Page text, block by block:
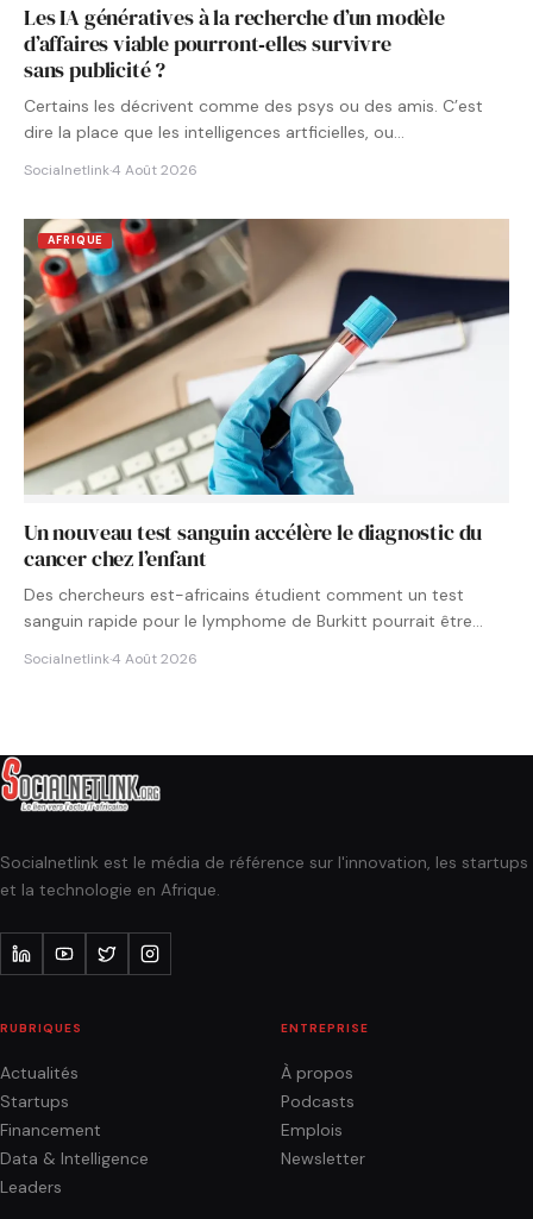
Les IA génératives à la recherche d’un modèle
d’affaires viable pourront‑elles survivre
sans publicité ?
Certains les décrivent comme des psys ou des amis. C’est
dire la place que les intelligences artficielles, ou…
Socialnetlink·4 Août 2026
AFRIQUE
Un nouveau test sanguin accélère le diagnostic du
cancer chez l’enfant
Des chercheurs est-africains étudient comment un test
sanguin rapide pour le lymphome de Burkitt pourrait être
Socialnetlink·4 Août 2026
Socialnetlink est le média de référence sur l'innovation, les startups
et la technologie en Afrique.
RUBRIQUES
Actualités
Startups
Financement
Data & Intelligence
Leaders
ENTREPRISE
À propos
Podcasts
Emplois
Newsletter